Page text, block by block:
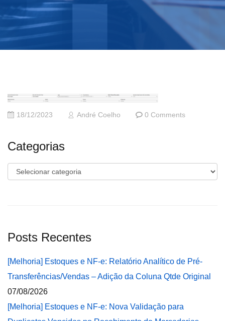
18/12/2023 André Coelho 0 Comments
Categorias
Categorias
Posts Recentes
[Melhoria] Estoques e NF-e: Relatório Analítico de Pré-
Transferências/Vendas – Adição da Coluna Qtde Original
07/08/2026
[Melhoria] Estoques e NF-e: Nova Validação para